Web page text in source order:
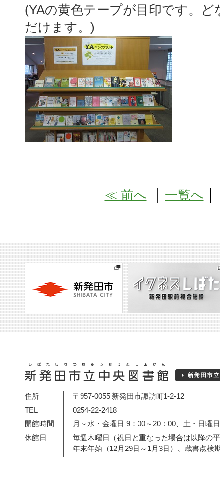
(YAの黄色テープが目印です。
だけます。)
≪ 前へ 一覧へ
住所
〒957-0055 新発田市諏訪町1-2-12
TEL
0254-22-2418
開館時間
月～水・金曜日 9：00～20：00、土・日曜
休館日
毎週木曜日（祝日と重なった場合は以降の
年末年始（12月29日～1月3日）、蔵書点検